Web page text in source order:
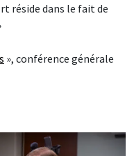
réside dans le fait de
», conférence générale